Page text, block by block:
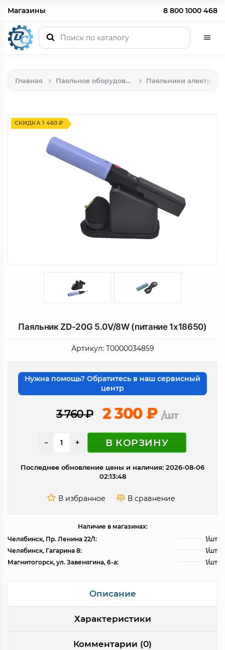
Магазины 8 800 1000 468
Главная Паяльное оборудование
СКИДКА 1 460 ₽
Паяльник ZD-20G 5.0V/8W (питание 1x18650)
Артикул: Т0000034859
Нужна помощь? Обратитесь в наш сервисный
центр
3 760₽ 2 300 ₽ /шт
− + В КОРЗИНУ
Последнее обновление цены и наличия: 2026-08-06
02:13:48
Наличие в магазинах:
Челябинск, Пр. Ленина 22/1:
1/шт
Челябинск, Гагарина 8:
1/шт
Магнитогорск, ул. Завенягина, 6-а:
1/шт
Описание
Характеристики
Комментарии (0)